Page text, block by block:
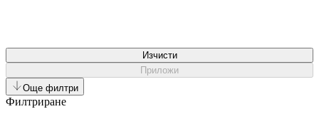
Изчисти
Приложи
Още филтри
Филтриране